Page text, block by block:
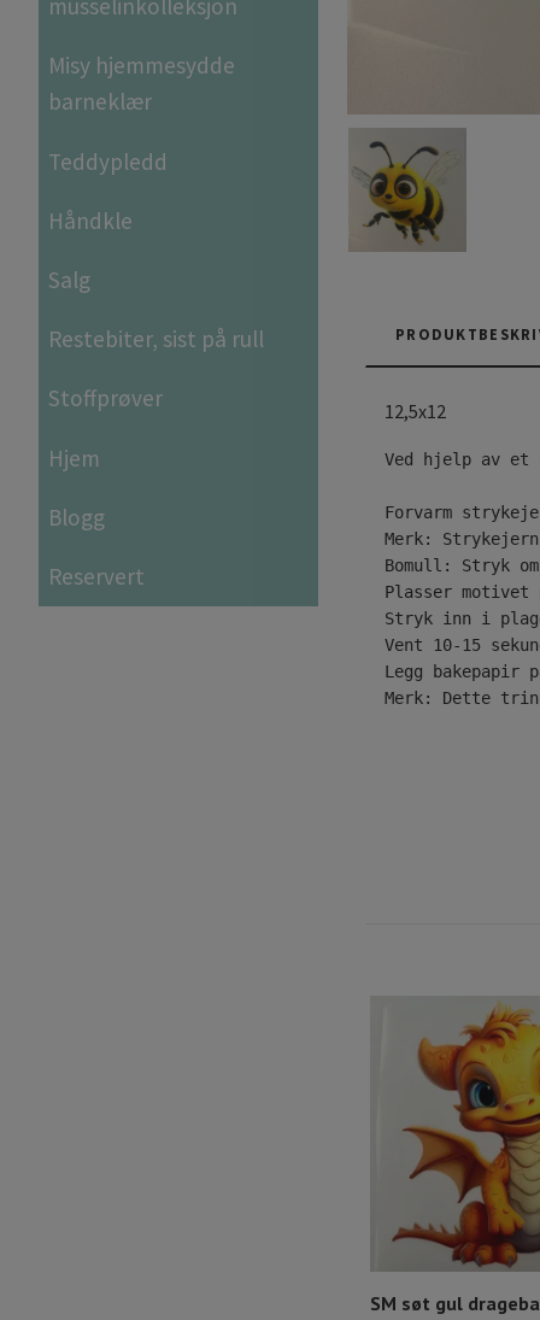
musselinkolleksjon
Misy hjemmesydde
barneklær
Teddypledd
Håndkle
Salg
Restebiter, sist på rull
Stoffprøver
Hjem
Blogg
Reservert
12,5x12
Ved hjelp av et
Forvarm
Merk:
Bomull: Stryk
Plasser motivet
Stryk inn i
Vent 10-15
Legg
Merk: Dette
SM søt gul